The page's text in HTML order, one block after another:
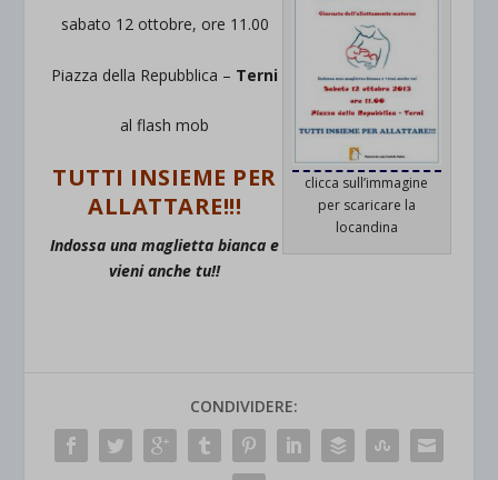
clicca sull’immagine
per scaricare la
locandina
sabato 12 ottobre, ore 11.00
Piazza della Repubblica – Terni
al flash mob
TUTTI INSIEME PER
ALLATTARE!!!
Indossa una maglietta bianca e
vieni anche tu!!
CONDIVIDERE: